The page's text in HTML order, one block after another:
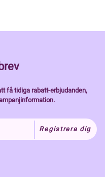
få tidiga rabatt-erbjudanden,
Registrera dig